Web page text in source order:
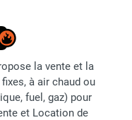
la vente et la
à air chaud ou
fuel, gaz) pour
et Location de